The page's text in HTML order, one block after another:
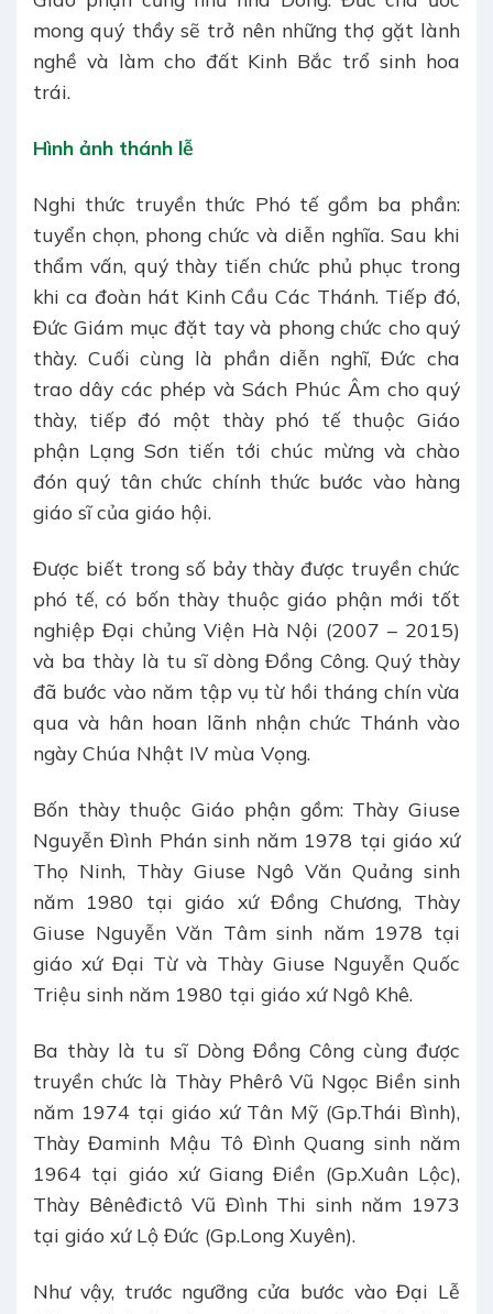
mong quý thầy sẽ trở nên những thợ gặt lành
nghề và làm cho đất Kinh Bắc trổ sinh hoa
trái.
Hình ảnh thánh lễ
Nghi thức truyền thức Phó tế gồm ba phần:
tuyển chọn, phong chức và diễn nghĩa. Sau khi
thẩm vấn, quý thày tiến chức phủ phục trong
khi ca đoàn hát Kinh Cầu Các Thánh. Tiếp đó,
Đức Giám mục đặt tay và phong chức cho quý
thày. Cuối cùng là phần diễn nghĩ, Đức cha
trao dây các phép và Sách Phúc Âm cho quý
thày, tiếp đó một thày phó tế thuộc Giáo
phận Lạng Sơn tiến tới chúc mừng và chào
đón quý tân chức chính thức bước vào hàng
giáo sĩ của giáo hội.
Được biết trong số bảy thày được truyền chức
phó tế, có bốn thày thuộc giáo phận mới tốt
nghiệp Đại chủng Viện Hà Nội (2007 – 2015)
và ba thày là tu sĩ dòng Đồng Công. Quý thày
đã bước vào năm tập vụ từ hồi tháng chín vừa
qua và hân hoan lãnh nhận chức Thánh vào
ngày Chúa Nhật IV mùa Vọng.
Bốn thày thuộc Giáo phận gồm: Thày Giuse
Nguyễn Đình Phán sinh năm 1978 tại giáo xứ
Thọ Ninh, Thày Giuse Ngô Văn Quảng sinh
năm 1980 tại giáo xứ Đồng Chương, Thày
Giuse Nguyễn Văn Tâm sinh năm 1978 tại
giáo xứ Đại Từ và Thày Giuse Nguyễn Quốc
Triệu sinh năm 1980 tại giáo xứ Ngô Khê.
Ba thày là tu sĩ Dòng Đồng Công cùng được
truyền chức là Thày Phêrô Vũ Ngọc Biền sinh
năm 1974 tại giáo xứ Tân Mỹ (Gp.Thái Bình),
Thày Đaminh Mậu Tô Đình Quang sinh năm
1964 tại giáo xứ Giang Điền (Gp.Xuân Lộc),
Thày Bênêđictô Vũ Đình Thi sinh năm 1973
tại giáo xứ Lộ Đức (Gp.Long Xuyên).
Như vậy, trước ngưỡng cửa bước vào Đại Lễ